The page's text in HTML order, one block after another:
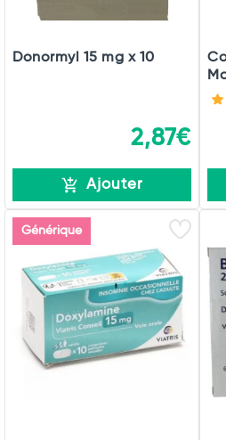
Total
Donormyl 15 mg x 10
2,87€
Ajouter
Générique